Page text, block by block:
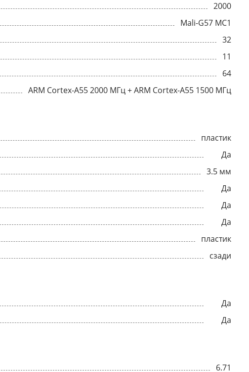
2000
Mali-G57 MC1
32
11
64
ARM Cortex-A55 2000 МГц + ARM Cortex-A55 1500 МГц
пластик
Да
3.5 мм
Да
Да
Да
пластик
сзади
Да
Да
6.71